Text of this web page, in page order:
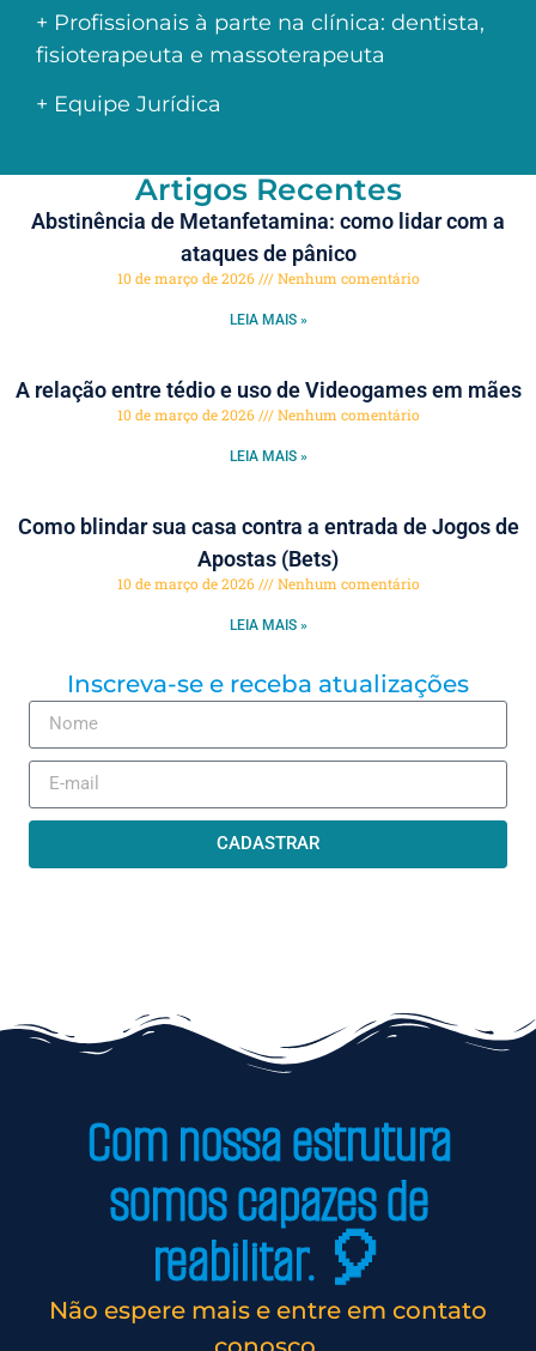
+ Profissionais à parte na clínica: dentista,
fisioterapeuta e massoterapeuta
+ Equipe Jurídica
Artigos Recentes
Abstinência de Metanfetamina: como lidar com a
ataques de pânico
10 de março de 2026 Nenhum comentário
LEIA MAIS »
A relação entre tédio e uso de Videogames em mães
10 de março de 2026 Nenhum comentário
LEIA MAIS »
Como blindar sua casa contra a entrada de Jogos de
Apostas (Bets)
10 de março de 2026 Nenhum comentário
LEIA MAIS »
Inscreva-se e receba atualizações
CADASTRAR
Com nossa estrutura
somos capazes de
reabilitar. 🎈
Não espere mais e entre em contato